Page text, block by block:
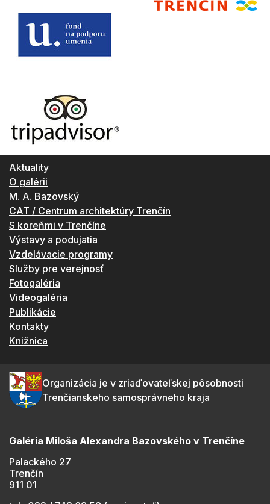
Aktuality
O galérii
M. A. Bazovský
CAT / Centrum architektúry Trenčín
S koreňmi v Trenčíne
Výstavy a podujatia
Vzdelávacie programy
Služby pre verejnosť
Fotogaléria
Videogaléria
Publikácie
Kontakty
Knižnica
Organizácia je v zriaďovateľskej pôsobnosti
Trenčianskeho samosprávneho kraja
Galéria Miloša Alexandra Bazovského v Trenčíne
Palackého 27
Trenčín
911 01